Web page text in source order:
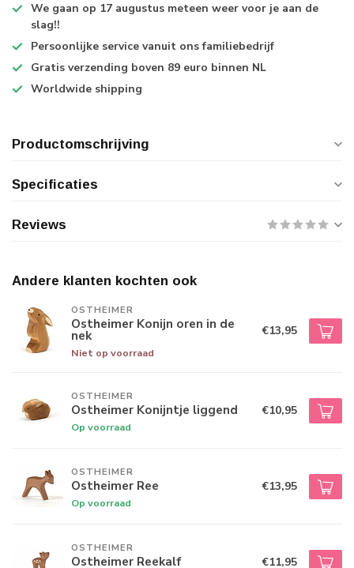
We gaan op 17 augustus meteen weer voor je aan de
slag!!
Persoonlijke service vanuit ons familiebedrijf
Gratis verzending boven 89 euro binnen NL
Worldwide shipping
Productomschrijving
Specificaties
Reviews
Andere klanten kochten ook
OSTHEIMER
Ostheimer Konijn oren in de
nek
Niet op voorraad
€13,95
OSTHEIMER
Ostheimer Konijntje liggend
Op voorraad
€10,95
OSTHEIMER
Ostheimer Ree
Op voorraad
€13,95
OSTHEIMER
Ostheimer Reekalf €11,95